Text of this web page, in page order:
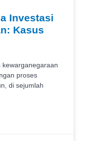
Investasi
Kasus
proses
di sejumlah